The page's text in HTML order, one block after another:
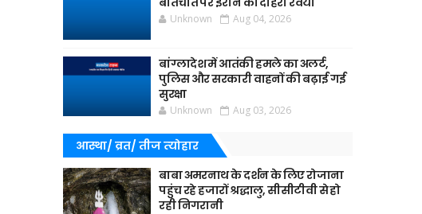
Unknown Aug 04, 2026
बांग्लादेश में आतंकी हमले का अलर्ट,
पुलिस और सरकारी वाहनों की बढ़ाई गई
सुरक्षा
Unknown Aug 03, 2026
आस्था/ व्रत/ तीज त्‍योहार
बाबा अमरनाथ के दर्शन के लिए रोजाना
पहुंच रहे हजारों श्रद्धालु, सीसीटीवी से हो
रही निगरानी